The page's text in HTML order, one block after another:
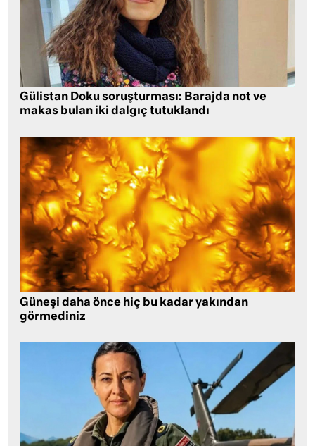
Gülistan Doku soruşturması: Barajda not ve
makas bulan iki dalgıç tutuklandı
Güneşi daha önce hiç bu kadar yakından
görmediniz